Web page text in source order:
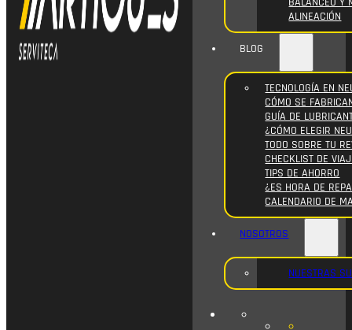
ALINEACIÓN
BLOG
TECNOLOGÍA EN
CÓMO SE
GUÍA DE
¿CÓMO ELEGIR
TODO SOBRE TU
CHECKLIST DE
TIPS DE AHORRO
¿ES HORA DE
CALENDARIO DE
NOSOTROS
NUESTRAS